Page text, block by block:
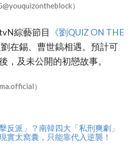
）
綜藝節目
‎《劉QUIZ ON THE
劉在錫、曹世鎬相遇。預計可
，及未公開的初戀故事。
）
反派」？南韓四大「私刑爽劇」
實太窩囊，只能靠代入逆襲！